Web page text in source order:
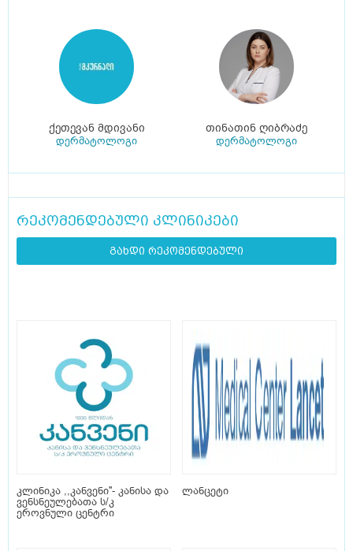
ქეთევან მდივანი
დერმატოლოგი
თინათინ ღიბრაძე
დერმატოლოგი
რეკომენდებული კლინიკები
გახდი რეკომენდებული
კლინიკა ,,კანვენი''- კანისა და
ვენსნეულებათა ს/კ
ეროვნული ცენტრი
ლანცეტი